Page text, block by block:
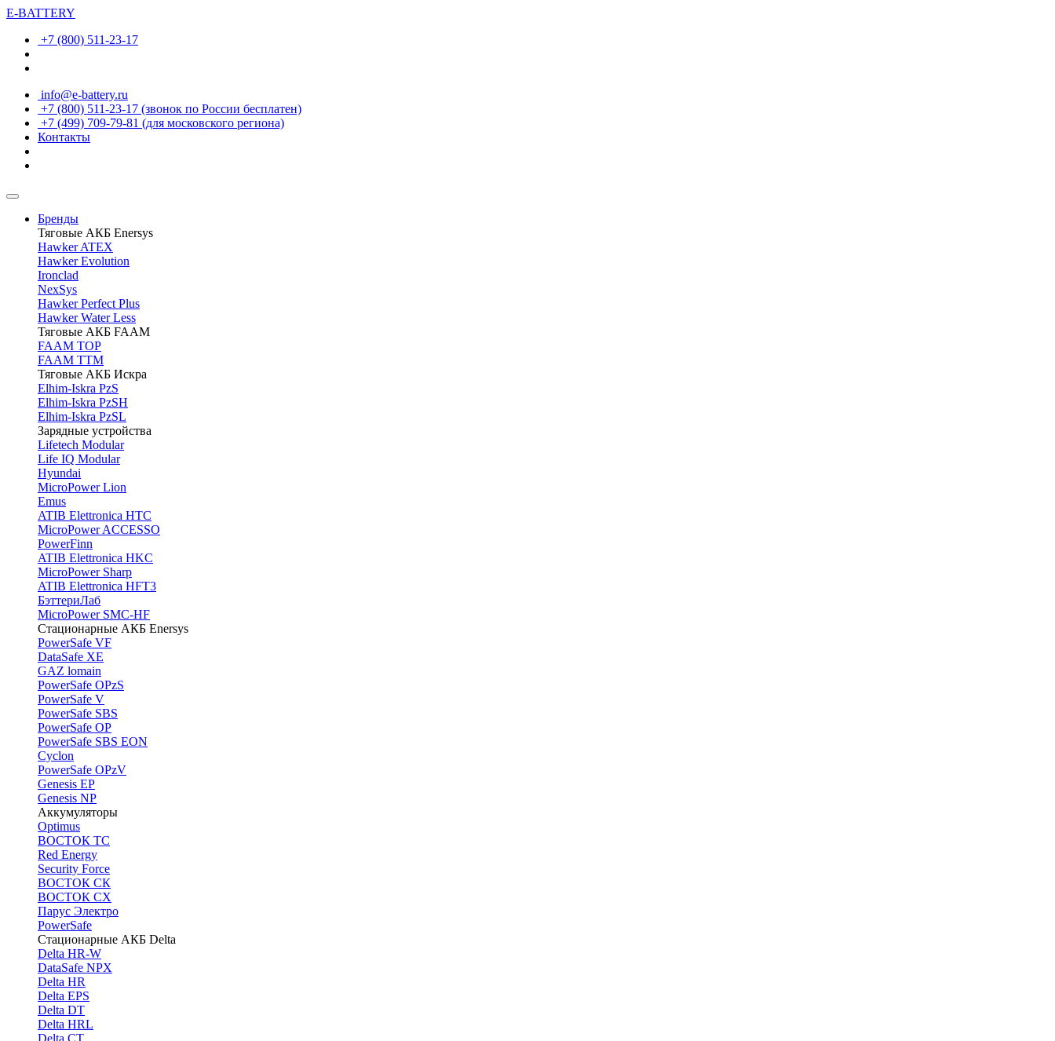
E-BATTERY
+7 (800) 511-23-17
info@e-battery.ru
+7 (800) 511-23-17 (звонок по России бесплатен)
+7 (499) 709-79-81 (для московского региона)
Контакты
Бренды
Тяговые АКБ Enersys
Hawker ATEX
Hawker Evolution
Ironclad
NexSys
Hawker Perfect Plus
Hawker Water Less
Тяговые АКБ FAAM
FAAM TOP
FAAM TTM
Тяговые АКБ Искра
Elhim-Iskra PzS
Elhim-Iskra PzSH
Elhim-Iskra PzSL
Зарядные устройства
Lifetech Modular
Life IQ Modular
Hyundai
MicroPower Lion
Emus
ATIB Elettronica HTC
MicroPower ACCESSO
PowerFinn
ATIB Elettronica HKC
MicroPower Sharp
ATIB Elettronica HFT3
БэттериЛаб
MicroPower SMC-HF
Стационарные АКБ Enersys
PowerSafe VF
DataSafe XE
GAZ lomain
PowerSafe OPzS
PowerSafe V
PоwerSafe SBS
PowerSafe OP
PоwerSafe SBS EON
Cyclon
PowerSafe OPzV
Genesis EP
Genesis NP
Аккумуляторы
Optimus
ВОСТОК ТС
Red Energy
Security Force
ВОСТОК СК
ВОСТОК СХ
Парус Электро
PowerSafe
Стационарные АКБ Delta
Delta HR-W
DataSafe NPX
Delta HR
Delta EPS
Delta DT
Delta HRL
Delta CT